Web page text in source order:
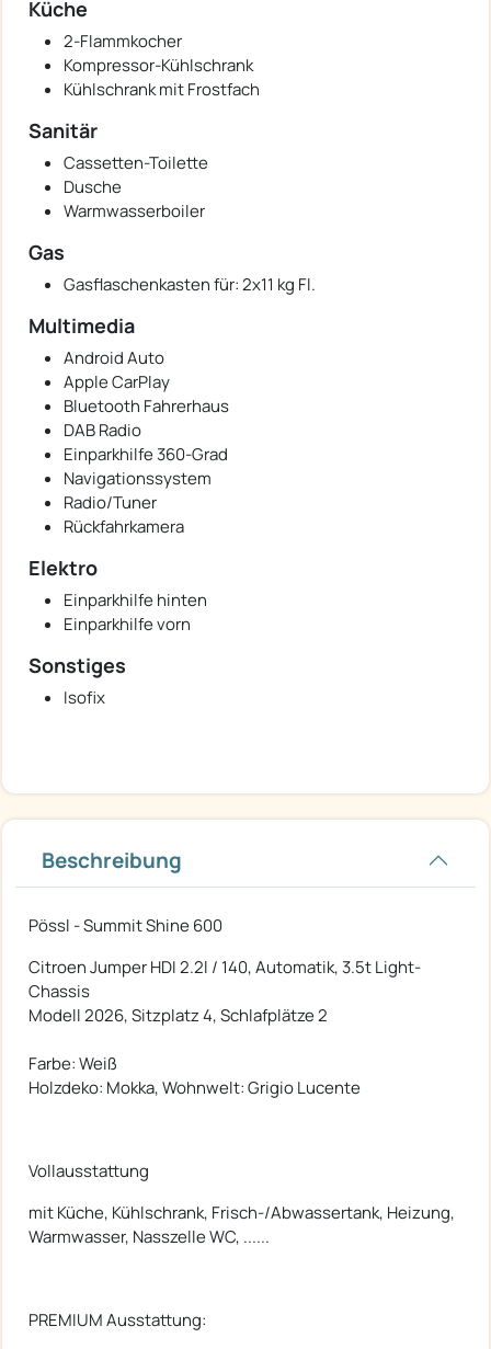
Küche
2-Flammkocher
Kompressor-Kühlschrank
Kühlschrank mit Frostfach
Sanitär
Cassetten-Toilette
Dusche
Warmwasserboiler
Gas
Gasflaschenkasten für: 2x11 kg Fl.
Multimedia
Android Auto
Apple CarPlay
Bluetooth Fahrerhaus
DAB Radio
Einparkhilfe 360-Grad
Navigationssystem
Radio/Tuner
Rückfahrkamera
Elektro
Einparkhilfe hinten
Einparkhilfe vorn
Sonstiges
Isofix
Beschreibung
Pössl - Summit Shine 600
Citroen Jumper HDI 2.2l / 140, Automatik, 3.5t Light-
Chassis
Modell 2026, Sitzplatz 4, Schlafplätze 2
Farbe: Weiß
Holzdeko: Mokka, Wohnwelt: Grigio Lucente
Vollausstattung
mit Küche, Kühlschrank, Frisch-/Abwassertank, Heizung,
Warmwasser, Nasszelle WC, ......
PREMIUM Ausstattung: